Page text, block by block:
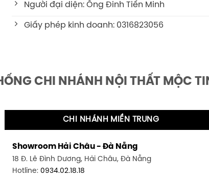
Người đại diện: Ông Đinh Tiến Minh
Giấy phép kinh doanh: 0316823056
CHI NHÁNH NỘI THẤT MỘC
CHI NHÁNH MIỀN TRUNG
Showroom Hải Châu - Đà Nẵng
18 Đ. Lê Đình Dương, Hải Châu, Đà Nẵng
Hotline: 0934.02.18.18